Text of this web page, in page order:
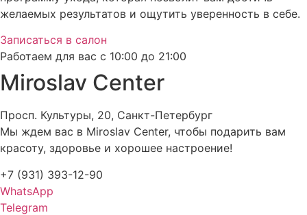
желаемых результатов и ощутить уверенность в себе.
Записаться в салон
Работаем для вас с 10:00 до 21:00
Miroslav Сenter
Просп. Культуры, 20, Санкт-Петербург
Мы ждем вас в Miroslav Сenter, чтобы подарить вам
красоту, здоровье и хорошее настроение!
+7 (931) 393-12-90
WhatsApp
Telegram